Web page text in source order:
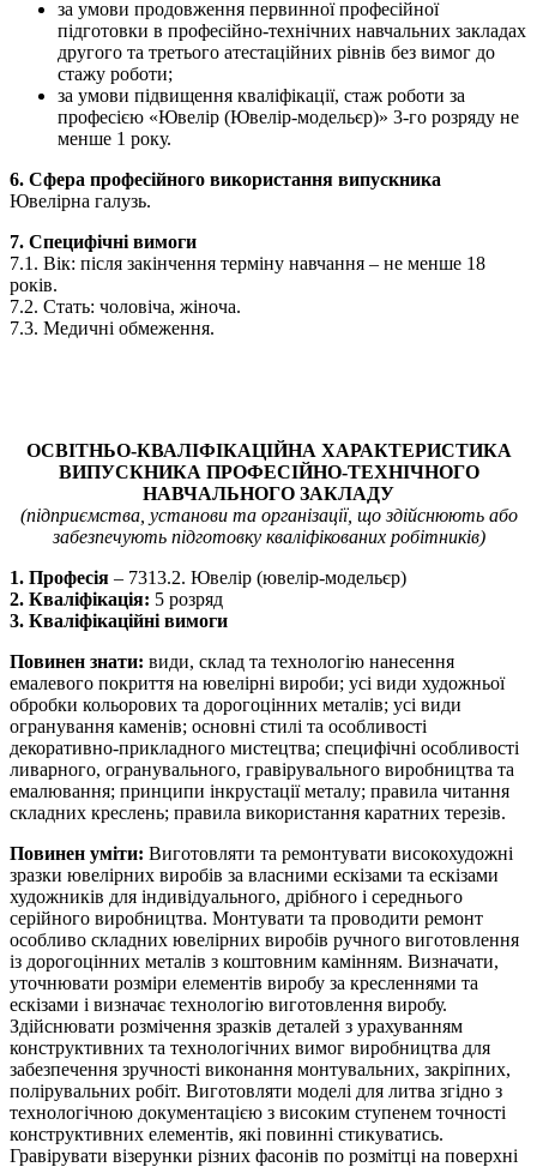
за умови продовження первинної професійної
підготовки в професійно-технічних навчальних закладах
другого та третього атестаційних рівнів без вимог до
стажу роботи;
за умови підвищення кваліфікації, стаж роботи за
професією «Ювелір (Ювелір-модельєр)» 3-го розряду не
менше 1 року.
6. Сфера професійного використання випускника
Ювелірна галузь.
7. Специфічні вимоги
7.1. Вік: після закінчення терміну навчання – не менше 18
років.
7.2. Стать: чоловіча, жіноча.
7.3. Медичні обмеження.
ОСВІТНЬО-КВАЛІФІКАЦІЙНА ХАРАКТЕРИСТИКА
ВИПУСКНИКА ПРОФЕСІЙНО-ТЕХНІЧНОГО
НАВЧАЛЬНОГО ЗАКЛАДУ
(підприємства, установи та організації, що здійснюють або
забезпечують підготовку кваліфікованих робітників)
1. Професія – 7313.2. Ювелір (ювелір-модельєр)
2. Кваліфікація: 5 розряд
3. Кваліфікаційні вимоги
Повинен знати: види, склад та технологію нанесення
емалевого покриття на ювелірні вироби; усі види художньої
обробки кольорових та дорогоцінних металів; усі види
огранування каменів; основні стилі та особливості
декоративно-прикладного мистецтва; специфічні особливості
ливарного, огранувального, гравірувального виробництва та
емалювання; принципи інкрустації металу; правила читання
складних креслень; правила використання каратних терезів.
Повинен уміти: Виготовляти та ремонтувати високохудожні
зразки ювелірних виробів за власними ескізами та ескізами
художників для індивідуального, дрібного і середнього
серійного виробництва. Монтувати та проводити ремонт
особливо складних ювелірних виробів ручного виготовлення
із дорогоцінних металів з коштовним камінням. Визначати,
уточнювати розміри елементів виробу за кресленнями та
ескізами і визначає технологію виготовлення виробу.
Здійснювати розмічення зразків деталей з урахуванням
конструктивних та технологічних вимог виробництва для
забезпечення зручності виконання монтувальних, закріпних,
полірувальних робіт. Виготовляти моделі для литва згідно з
технологічною документацією з високим ступенем точності
конструктивних елементів, які повинні стикуватись.
Гравірувати візерунки різних фасонів по розмітці на поверхні